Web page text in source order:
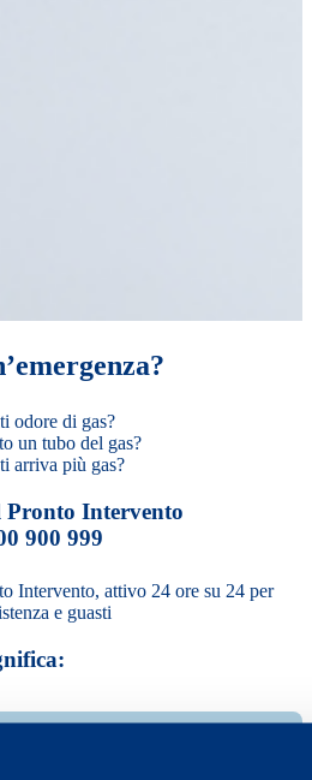
odore di gas?
un tubo del gas?
arriva più gas?
Pronto Intervento
900 999
Intervento, attivo 24 ore su 24 per
e guasti